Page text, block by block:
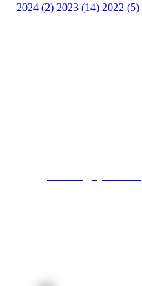
2024 (2) 2023 (14) 2022 (5)